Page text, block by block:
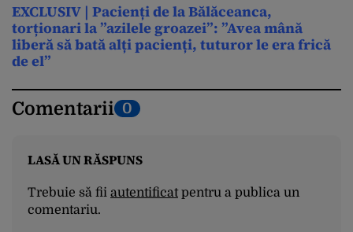
EXCLUSIV | Pacienți de la Bălăceanca,
torționari la ”azilele groazei”: ”Avea mână
liberă să bată alți pacienți, tuturor le era frică
de el”
Comentarii 0
LASĂ UN RĂSPUNS
Trebuie să fii autentificatpentru a publica un
comentariu.